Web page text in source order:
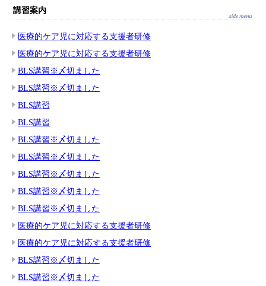
講習案内
医療的ケア児に対応する支援者研修
医療的ケア児に対応する支援者研修
BLS講習※〆切ました
BLS講習※〆切ました
BLS講習
BLS講習
BLS講習※〆切ました
BLS講習※〆切ました
BLS講習※〆切ました
BLS講習※〆切ました
BLS講習※〆切ました
医療的ケア児に対応する支援者研修
医療的ケア児に対応する支援者研修
BLS講習※〆切ました
BLS講習※〆切ました